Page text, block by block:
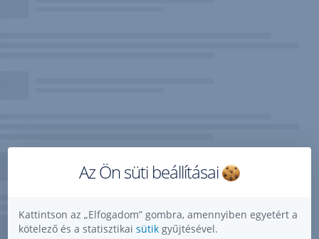
Az Ön süti beállításai
Kattintson az „Elfogadom” gombra, amennyiben egyetért a
kötelező és a statisztikai sütik gyűjtésével.